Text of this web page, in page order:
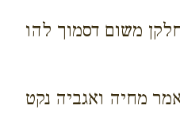
משום דסמוך להו
מחיה ואגביה נקט